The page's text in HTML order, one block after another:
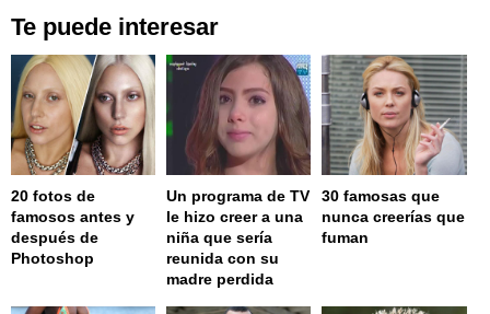
Te puede interesar
20 fotos de
famosos antes y
después de
Photoshop
Un programa de TV
le hizo creer a una
niña que sería
reunida con su
madre perdida
30 famosas que
nunca creerías que
fuman